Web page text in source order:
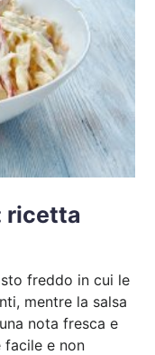
ricetta
freddo in cui le
mentre la salsa
nota fresca e
facile e non